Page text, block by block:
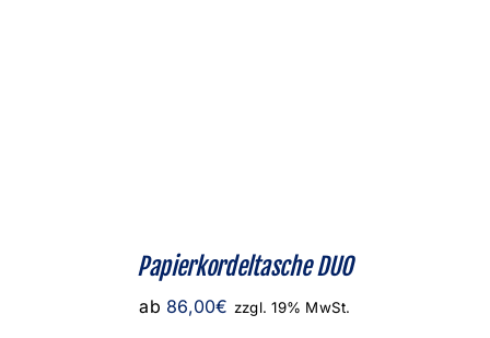
Papierkordeltasche DUO
ab 86,00€ zzgl. 19% MwSt.